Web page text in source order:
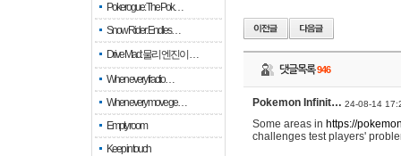
Pokerogue: The Pok…
Snow Rider: Endles…
Drive Mad: 물리 엔진이 …
When every fractio…
When every move ge…
Empty room
Keep in touch
댓글목록946
Pokemon Infinit… 24-08-14
Some areas in https://
challenges test players'